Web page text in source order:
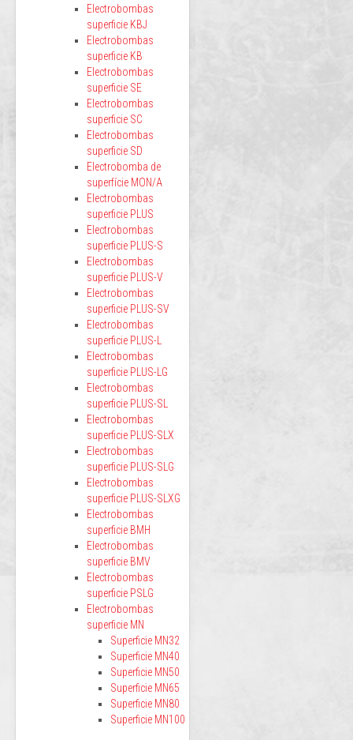
Electrobombas
superficie KBJ
Electrobombas
superficie KB
Electrobombas
superficie SE
Electrobombas
superficie SC
Electrobombas
superficie SD
Electrobomba de
superfície MON/A
Electrobombas
superficie PLUS
Electrobombas
superficie PLUS-S
Electrobombas
superficie PLUS-V
Electrobombas
superficie PLUS-SV
Electrobombas
superficie PLUS-L
Electrobombas
superficie PLUS-LG
Electrobombas
superficie PLUS-SL
Electrobombas
superficie PLUS-SLX
Electrobombas
superficie PLUS-SLG
Electrobombas
superficie PLUS-SLXG
Electrobombas
superficie BMH
Electrobombas
superficie BMV
Electrobombas
superficie PSLG
Electrobombas
superficie MN
Superficie MN32
Superficie MN40
Superficie MN50
Superficie MN65
Superficie MN80
Superficie MN100